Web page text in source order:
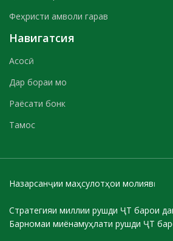
Феҳристи амволи гарав
Навигатсия
Асосӣ
Дар бораи мо
Раёсати бонк
Тамос
Назарсанҷии маҳсулотҳои молиявӣ
Стратегияи миллии рушди ҶТ барои
Барномаи миёнамуҳлати рушди ҶТ